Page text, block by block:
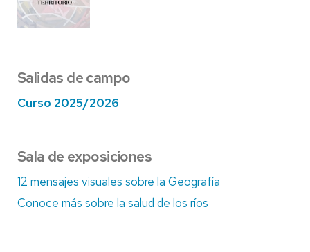
Salidas de campo
Curso 2025/2026
Sala de exposiciones
12 mensajes visuales sobre la Geografía
Conoce más sobre la salud de los ríos